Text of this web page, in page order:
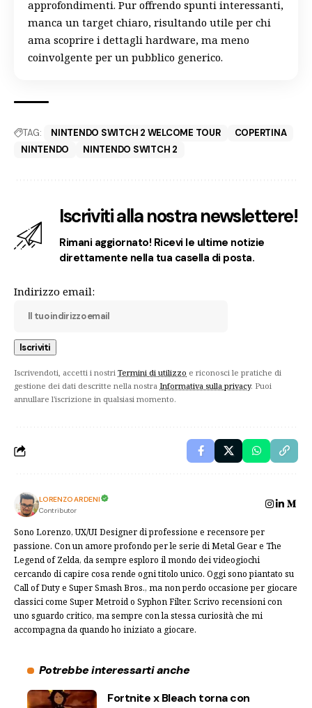
approfondimenti. Pur offrendo spunti interessanti,
manca un target chiaro, risultando utile per chi
ama scoprire i dettagli hardware, ma meno
coinvolgente per un pubblico generico.
TAG: NINTENDO SWITCH 2 WELCOME TOUR
COPERTINA
NINTENDO
NINTENDO SWITCH 2
Iscriviti alla nostra newslettere!
Rimani aggiornato! Ricevi le ultime notizie
direttamente nella tua casella di posta.
Indirizzo email:
Iscrivendoti, accetti i nostri Termini di utilizzo e riconosci le pratiche di
gestione dei dati descritte nella nostra Informativa sulla privacy. Puoi
annullare l'iscrizione in qualsiasi momento.
LORENZO ARDENI
Contributor
Sono Lorenzo, UX/UI Designer di professione e recensore per
passione. Con un amore profondo per le serie di Metal Gear e The
Legend of Zelda, da sempre esploro il mondo dei videogiochi
cercando di capire cosa rende ogni titolo unico. Oggi sono piantato su
Call of Duty e Super Smash Bros., ma non perdo occasione per giocare
classici come Super Metroid o Syphon Filter. Scrivo recensioni con
uno sguardo critico, ma sempre con la stessa curiosità che mi
accompagna da quando ho iniziato a giocare.
Potrebbe interessarti anche
Fortnite x Bleach torna con